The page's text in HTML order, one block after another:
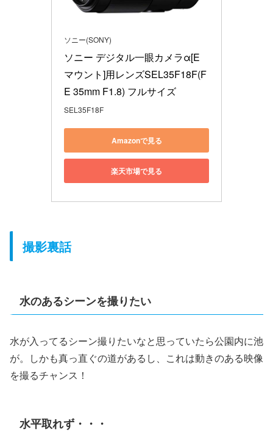
ソニー(SONY)
ソニー デジタル一眼カメラα[E
マウント]用レンズSEL35F18F(F
E 35mm F1.8) フルサイズ
SEL35F18F
Amazonで見る
楽天市場で見る
撮影裏話
水のあるシーンを撮りたい
水が入ってるシーン撮りたいなと思っていたら公園内に池
が。しかも真っ直ぐの道があるし、これは動きのある映像
を撮るチャンス！
水平取れず・・・